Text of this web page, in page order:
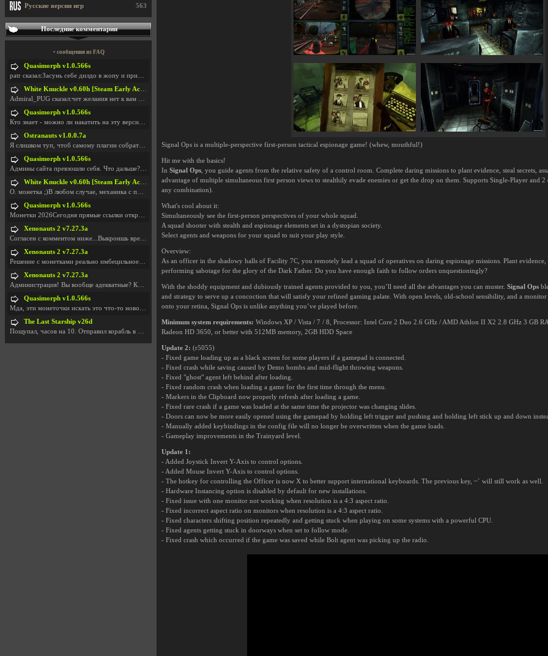
Signal Ops is a multiple-perspective first-person tactical espionage game! (whew, mouthful!)
Hit me with the basics!
In Signal Ops , you guide agents from the relative safety of a control room. Complete daring missions to plant evidence, steal secrets,
advantage of multiple simultaneous first person views to stealthily evade enemies or get the drop on them. Supports Single-Player
any combination).
What's cool about it:
Simultaneously see the first-person perspectives of your whole squad.
A squad shooter with stealth and espionage elements set in a dystopian society.
Select agents and weapons for your squad to suit your play style.
Overview:
As an officer in the shadowy halls of Facility 7C, you remotely lead a squad of operatives on daring espionage missions. Plant evidence,
performing sabotage for the glory of the Dark Father. Do you have enough faith to follow orders unquestioningly?
With the shoddy equipment and dubiously trained agents provided to you, you’ll need all the advantages you can muster. Signal Ops
and strategy to serve up a concoction that will satisfy your refined gaming palate. With open levels, old-school sensibility, and a
onto your retina, Signal Ops is unlike anything you’ve played before.
Minimum system requirements: Windows XP / Vista / 7 / 8, Processor: Intel Core 2 Duo 2.6 GHz / AMD Athlon II X2 2.8 GHz 3 GB
Radeon HD 3650, or better with 512MB memory, 2GB HDD Space
Update 2: (r5055)
- Fixed game loading up as a black screen for some players if a gamepad is connected.
- Fixed crash while saving caused by Demo bombs and mid-flight throwing weapons.
- Fixed "ghost" agent left behind after loading.
- Fixed random crash when loading a game for the first time through the menu.
- Markers in the Clipboard now properly refresh after loading a game.
- Fixed rare crash if a game was loaded at the same time the projector was changing slides.
- Doors can now be more easily opened using the gamepad by holding left trigger and pushing and holding left stick up and down
- Manually added keybindings in the config file will no longer be overwritten when the game loads.
- Gameplay improvements in the Trainyard level.
Update 1:
- Added Joystick Invert Y-Axis to control options.
- Added Mouse Invert Y-Axis to control options.
- The hotkey for controlling the Officer is now X to better support international keyboards. The previous key, ~` will still work as well.
- Hardware Instancing option is disabled by default for new installations.
- Fixed issue with one monitor not working when resolution is a 4:3 aspect ratio.
- Fixed incorrect aspect ratio on monitors when resolution is a 4:3 aspect ratio.
- Fixed characters shifting position repeatedly and getting stuck when playing on some systems with a powerful CPU.
- Fixed agents getting stuck in doorways when set to follow mode.
- Fixed crash which occurred if the game was saved while Bolt agent was picking up the radio.
563
Русские версии игр
Последние комментарии
+ сообщения из FAQ
Quasimorph v1.0.566s
patr сказал:Засунь себе дилдо в жопу и пришли фотк
White Knuckle v0.60h [Steam Early Access]
Admiral_PUG сказал:чет желания нет к вам сюда захо
Quasimorph v1.0.566s
Кто знает - можно ли накатить на эту версию моды?
Ostranauts v1.0.0.7a
Я слишком туп, чтоб самому плагин собрать. И что-т
Quasimorph v1.0.566s
Админы сайта превзошли себя. Что дальше? Засунь се
White Knuckle v0.60h [Steam Early Access]
О. монетка ;)В любом случае, механика с поиском мо
Quasimorph v1.0.566s
Монетки 2026Сегодня прямые ссылки открываются посл
Xenonauts 2 v7.27.3a
Согласен с комментом ниже...Выкроишь время чтобы з
Xenonauts 2 v7.27.3a
Решение с монетками реально имбецильное. Как сдела
Xenonauts 2 v7.27.3a
Администрация! Вы вообще адекватные? Какие монетки
Quasimorph v1.0.566s
Мда, эти монеточки искать это что-то новое в сфере
The Last Starship v26d
Пощупал, часов на 10. Отправил корабль в другую Га